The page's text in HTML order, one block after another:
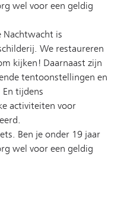
wel voor een geldig
Nachtwacht is
We restaureren
kijken! Daarnaast zijn
tentoonstellingen en
tijdens
activiteiten voor
Ben je onder 19 jaar
wel voor een geldig